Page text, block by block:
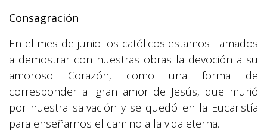
Consagración
En el mes de junio los católicos estamos llamados
a demostrar con nuestras obras la devoción a su
amoroso Corazón, como una forma de
corresponder al gran amor de Jesús, que murió
por nuestra salvación y se quedó en la Eucaristía
para enseñarnos el camino a la vida eterna.